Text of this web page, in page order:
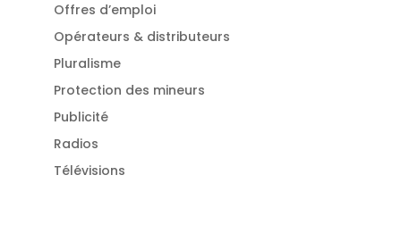
Offres d’emploi
Opérateurs & distributeurs
Pluralisme
Protection des mineurs
Publicité
Radios
Télévisions